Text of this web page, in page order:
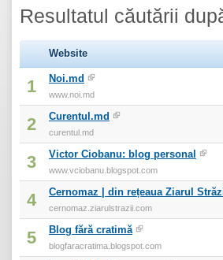
Resultatul căutării
Website
1 Noi.md
www.noi.md
2 Curentul.md
curentul.md
3 Victor Ciobanu: blog personal
www.vciobanu.blogspot.com
4 Cernomaz | din rețeaua Ziarul
cernomaz.ziarulstrazii.com
5 Blog fără cratimă
blogfaracratima.blogspot.com